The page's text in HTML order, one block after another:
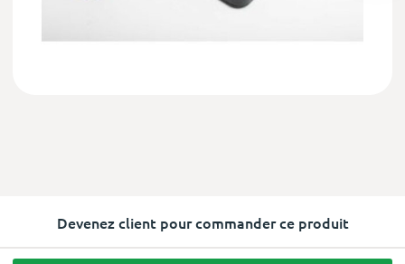
Devenez client pour commander ce produit